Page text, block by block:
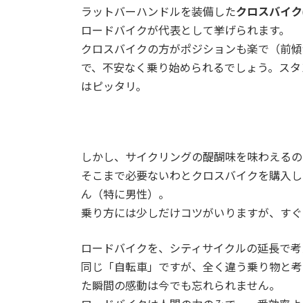
ラットバーハンドルを装備したクロスバイク
ロードバイクが代表として挙げられます。
クロスバイクの方がポジションも楽で（前
で、不安なく乗り始められるでしょう。ス
はピッタリ。
しかし、サイクリングの醍醐味を味わえる
そこまで必要ないわとクロスバイクを購入
ん（特に男性）。
乗り方には少しだけコツがいりますが、す
ロードバイクを、シティサイクルの延長で
同じ「自転車」ですが、全く違う乗り物と
た瞬間の感動は今でも忘れられません。